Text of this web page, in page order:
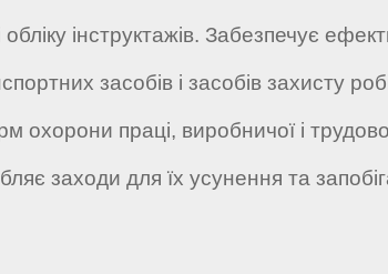
інструктажів. Забезпечує
засобів і засобів захисту
охорони праці, виробничої і
заходи для їх усунення та